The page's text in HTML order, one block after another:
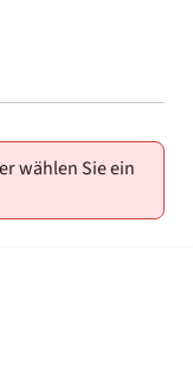
wählen Sie ein